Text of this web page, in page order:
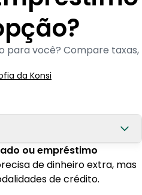
para você? Compare taxas,
da Konsi
ou empréstimo
de dinheiro extra, mas
de crédito.